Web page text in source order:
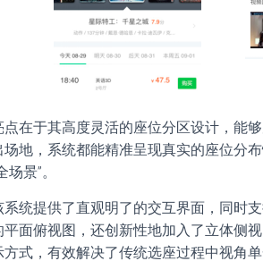
在于其高度灵活的座位分区设计，能
地，系统都能精准呈现真实的座位分
景”。
统提供了直观明了的交互界面，同时
面俯视图，还创新性地加入了立体侧
式，有效解决了传统选座过程中视角